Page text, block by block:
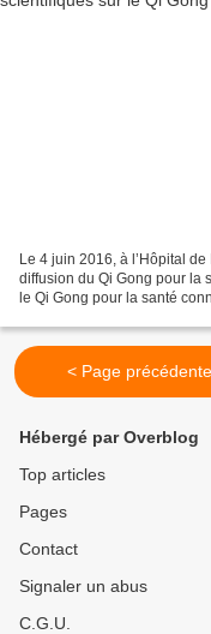
Le 4 juin 2016, à l’Hôpital
diffusion du Qi Gong pour la
le Qi Gong pour la santé
< Page précédente
Hébergé par Overblog
Top articles
Pages
Contact
Signaler un abus
C.G.U.